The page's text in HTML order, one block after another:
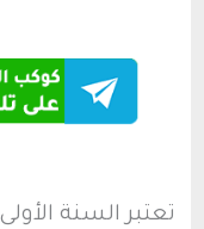
تعتبر السنة